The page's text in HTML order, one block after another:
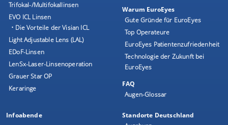
Trifokal-/Multifokallinsen
EVO ICL Linsen
• Die Vorteile der Visian ICL
Light Adjustable Lens (LAL)
EDoF-Linsen
LenSx-Laser-Linsenoperation
Grauer Star OP
Keraringe
Warum EuroEyes
Gute Gründe für EuroEyes
Top Operateure
EuroEyes Patientenzufriedenheit
Technologie der Zukunft bei
EuroEyes
FAQ
Augen-Glossar
Infoabende
Standorte Deutschland